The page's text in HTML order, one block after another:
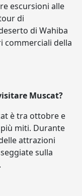
escursioni alle
di
di Wahiba
commerciali della
Muscat?
è tra ottobre e
miti. Durante
attrazioni
sulla